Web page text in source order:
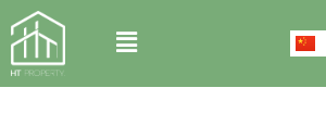
Skip
to
content
Menu